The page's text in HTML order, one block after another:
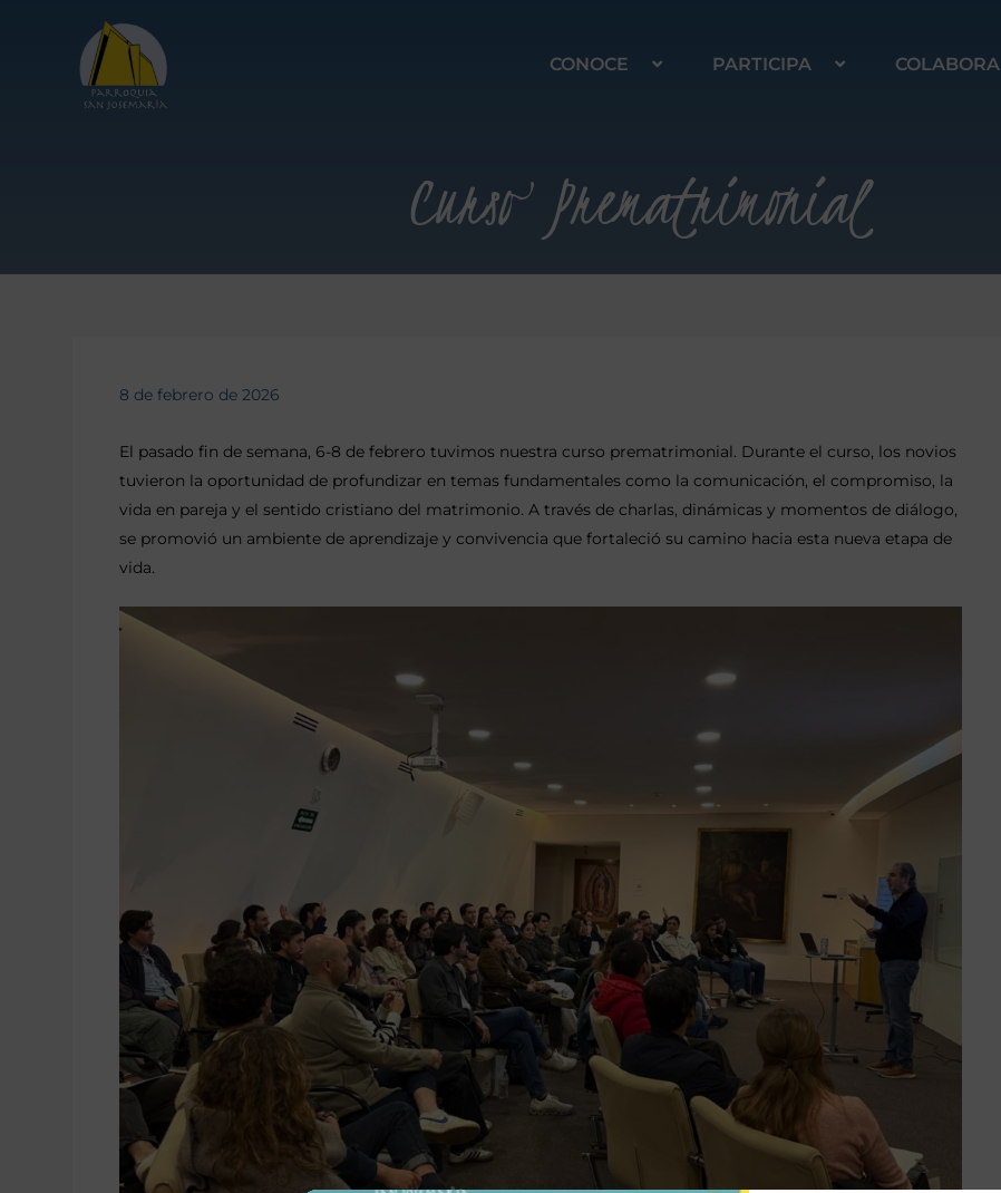
CONOCE PARTICIPA COLABORA
Curso Prematrimonial
8 de febrero de 2026
El pasado fin de semana, 6-8 de febrero tuvimos nuestra curso prematrimonial. Durante el curso, los novios
tuvieron la oportunidad de profundizar en temas fundamentales como la comunicación, el compromiso, la
vida en pareja y el sentido cristiano del matrimonio. A través de charlas, dinámicas y momentos de diálogo,
se promovió un ambiente de aprendizaje y convivencia que fortaleció su camino hacia esta nueva etapa de
vida.